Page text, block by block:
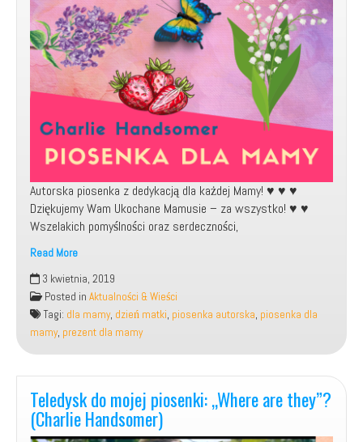
Autorska piosenka z dedykacją dla każdej Mamy! ♥️ ♥️ ♥️
Dziękujemy Wam Ukochane Mamusie – za wszystko! ♥️ ♥️
Wszelakich pomyślności oraz serdeczności,
Read More
Moja
autorska
piosenka
dla
Mamy
3 kwietnia, 2019
Posted in Aktualności & Wieści
Tagi: dla mamy, dzień matki, piosenka autorska, piosenka dla
mamy, prezent dla mamy
Teledysk do mojej piosenki: „Where are they”?
(Charlie Handsomer)